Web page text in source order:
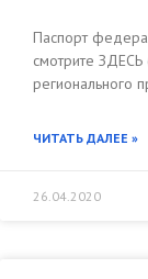
Паспорт
смотрите
регионального
ЧИТАТЬ ДАЛЕЕ »
26.04.2020